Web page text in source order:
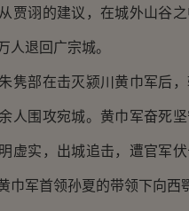
贾诩的建议，在城外山谷
人退回广宗城。
部在击灭颍川黄巾军后，
人围攻宛城。黄巾军奋死
虚实，出城追击，遭官军
巾军首领孙夏的带领下向西